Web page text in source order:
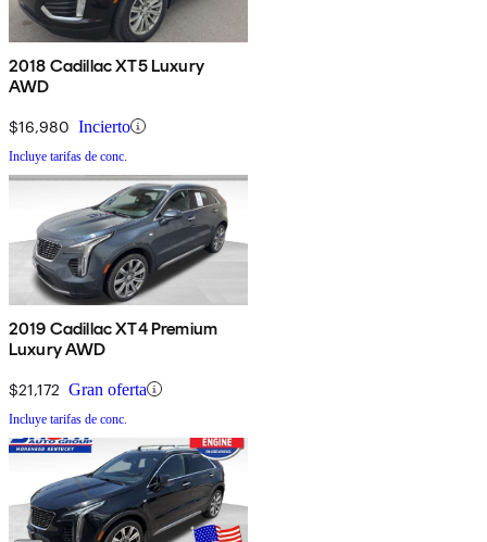
2018 Cadillac XT5 Luxury
AWD
$16,980 Incierto
Incluye tarifas de conc.
2019 Cadillac XT4 Premium
Luxury AWD
$21,172 Gran oferta
Incluye tarifas de conc.